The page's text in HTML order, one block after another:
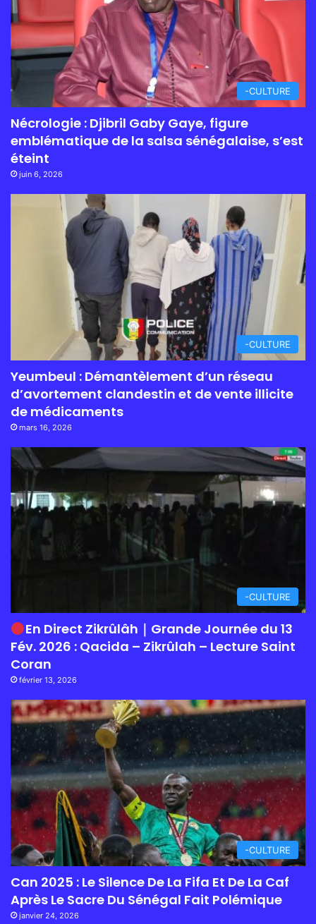
-CULTURE
Nécrologie : Djibril Gaby Gaye, figure
emblématique de la salsa sénégalaise, s’est
éteint
juin 6, 2026
-CULTURE
Yeumbeul : Démantèlement d’un réseau
d’avortement clandestin et de vente illicite
de médicaments
mars 16, 2026
-CULTURE
En Direct Zikrûlâh｜Grande Journée du 13
Fév. 2026 : Qacida – Zikrûlah – Lecture Saint
Coran
février 13, 2026
-CULTURE
Can 2025 : Le Silence De La Fifa Et De La Caf
Après Le Sacre Du Sénégal Fait Polémique
janvier 24, 2026